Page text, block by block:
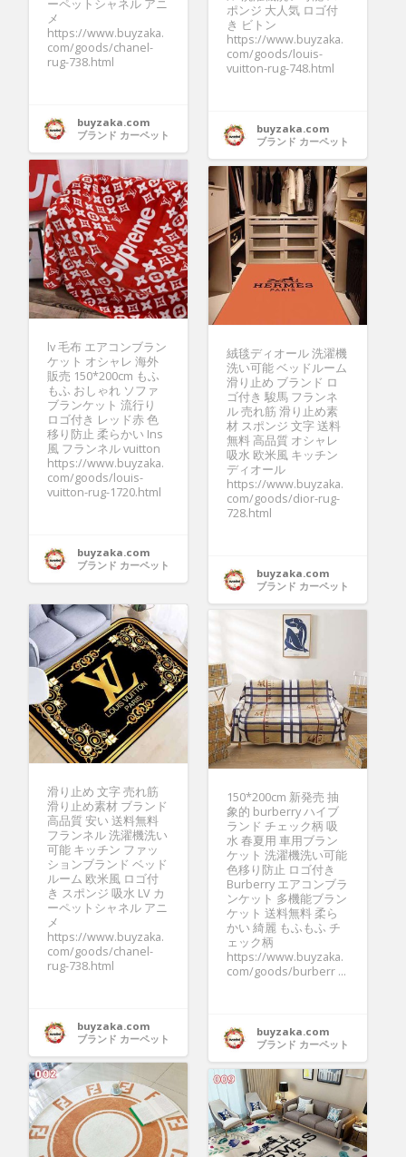
ーペットシャネル アニ
メ
https://www.buyzaka.
com/goods/chanel-
rug-738.html
buyzaka.com
ブランド カーペット
ポンジ 大人気 ロゴ付
き ビトン
https://www.buyzaka.
com/goods/louis-
vuitton-rug-748.html
buyzaka.com
ブランド カーペット
lv 毛布 エアコンブラン
ケット オシャレ 海外
販売 150*200cm もふ
もふ おしゃれ ソファ
ブランケット 流行り
ロゴ付き レッド赤 色
移り防止 柔らかい Ins
風 フランネル vuitton
https://www.buyzaka.
com/goods/louis-
vuitton-rug-1720.html
buyzaka.com
ブランド カーペット
絨毯ディオール 洗濯機
洗い可能 ベッドルーム
滑り止め ブランド ロ
ゴ付き 駿馬 フランネ
ル 売れ筋 滑り止め素
材 スポンジ 文字 送料
無料 高品質 オシャレ
吸水 欧米風 キッチン
ディオール
https://www.buyzaka.
com/goods/dior-rug-
728.html
buyzaka.com
ブランド カーペット
滑り止め 文字 売れ筋
滑り止め素材 ブランド
高品質 安い 送料無料
フランネル 洗濯機洗い
可能 キッチン ファッ
ションブランド ベッド
ルーム 欧米風 ロゴ付
き スポンジ 吸水 LV カ
ーペットシャネル アニ
メ
https://www.buyzaka.
com/goods/chanel-
rug-738.html
buyzaka.com
ブランド カーペット
150*200cm 新発売 抽
象的 burberry ハイブ
ランド チェック柄 吸
水 春夏用 車用ブラン
ケット 洗濯機洗い可能
色移り防止 ロゴ付き
Burberry エアコンブラ
ンケット 多機能ブラン
ケット 送料無料 柔ら
かい 綺麗 もふもふ チ
ェック柄
https://www.buyzaka.
com/goods/burberr ...
buyzaka.com
ブランド カーペット